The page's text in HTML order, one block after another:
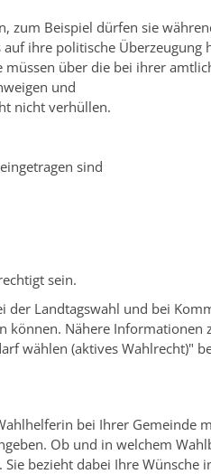
zum Beispiel dürfen sie
ihre politische Überzeugung
über die bei ihrer
und
nicht verhüllen.
sind
sein.
der Landtagswahl und bei
können. Nähere Informationen
wählen (aktives Wahlrecht)"
bei Ihrer Gemeinde
Ob und in welchem
bezieht dabei Ihre Wünsche